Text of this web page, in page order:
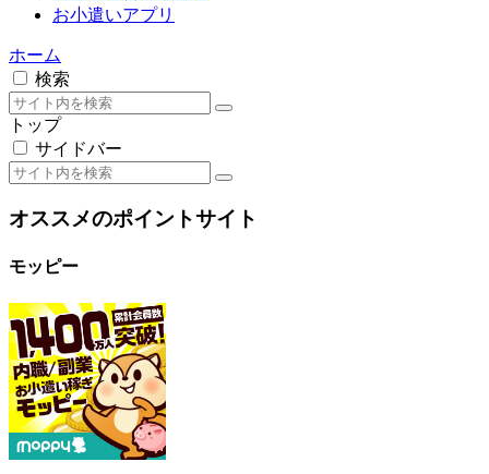
サイドバー
オススメのポイントサイト
モッピー
初心者向け最強サイト。無料でも広告利用でも稼ぎやすく初
めて利用するポイントサイトにピッタリです。
評価・稼ぎ方はこちら
ポイントインカム